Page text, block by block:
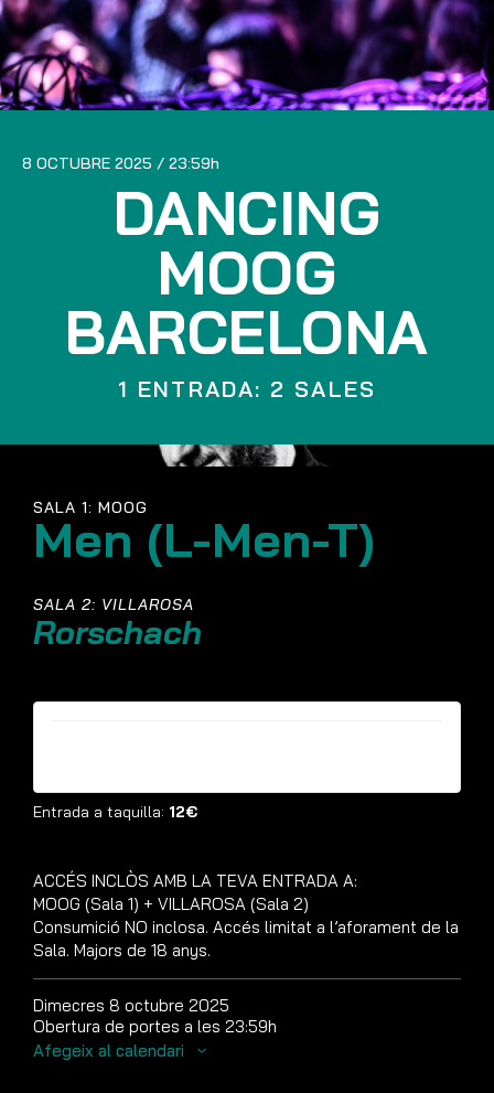
8 OCTUBRE 2025 23:59
DANCING
MOOG
BARCELONA
1 ENTRADA: 2 SALES
SALA 1: MOOG
Men (L-Men-T)
SALA 2: VILLAROSA
Rorschach
Entrada a taquilla: 12€
ACCÉS INCLÒS AMB LA TEVA ENTRADA A:
MOOG (Sala 1) + VILLAROSA (Sala 2)
Consumició NO inclosa. Accés limitat a l’aforament de la
Sala. Majors de 18 anys.
Dimecres 8 octubre 2025
Obertura de portes a les 23:59h
Afegeix al calendari